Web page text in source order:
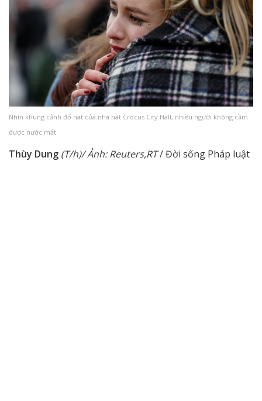
Nhìn khung cảnh đổ nát của nhà hát Crocus City Hall, nhiều người không cầm
được nước mắt.
Thùy Dung (T/h)/ Ảnh: Reuters,RT/ Đời sống Pháp luật